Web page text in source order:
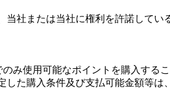
社または当社に権利を許諾してい
み使用可能なポイントを購入する
た購入条件及び支払可能金額等は